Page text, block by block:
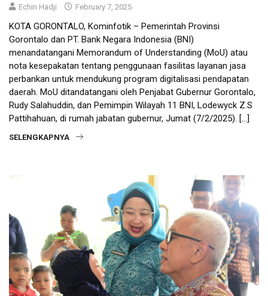
Echin Hadji February 7, 2025
KOTA GORONTALO, Kominfotik – Pemerintah Provinsi
Gorontalo dan PT. Bank Negara Indonesia (BNI)
menandatangani Memorandum of Understanding (MoU) atau
nota kesepakatan tentang penggunaan fasilitas layanan jasa
perbankan untuk mendukung program digitalisasi pendapatan
daerah. MoU ditandatangani oleh Penjabat Gubernur Gorontalo,
Rudy Salahuddin, dan Pemimpin Wilayah 11 BNI, Lodewyck Z.S
Pattihahuan, di rumah jabatan gubernur, Jumat (7/2/2025). […]
SELENGKAPNYA